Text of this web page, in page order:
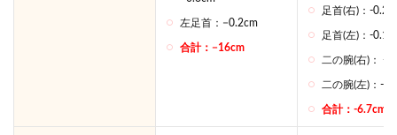
左足首：−0.2cm
合計：−16cm
足首(右)：-
足首(左)：-
二の腕(右)： -
二の腕(左)：-
合計：-6.7cm